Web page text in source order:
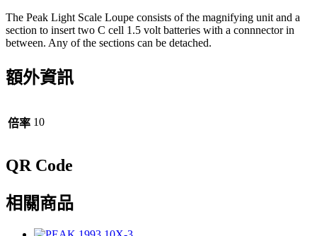
The Peak Light Scale Loupe consists of the magnifying unit and a
section to insert two C cell 1.5 volt batteries with a connnector in
between. Any of the sections can be detached.
額外資訊
倍率 10
QR Code
相關商品